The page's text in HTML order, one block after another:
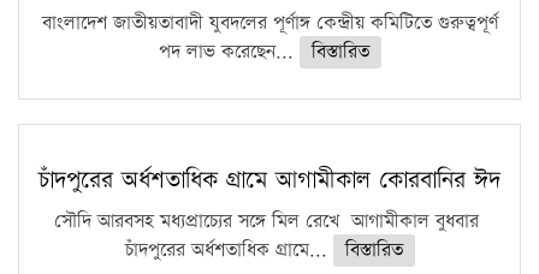
ফরিদগঞ্জে আগুনে পুড়লো ৬ ব্যবসা প্রতিষ্ঠান
বাংলাদেশ জাতীয়তাবাদী যুবদলের পূর্ণাঙ্গ কেন্দ্রীয় কমিটিতে গুরুত্বপূর্ণ
পদ লাভ করেছেন...
বিস্তারিত
চাঁদপুরের অর্ধশতাধিক গ্রামে আগামীকাল কোরবানির ঈদ
সৌদি আরবসহ মধ্যপ্রাচ্যের সঙ্গে মিল রেখে আগামীকাল বুধবার
চাঁদপুরের অর্ধশতাধিক গ্রামে...
বিস্তারিত